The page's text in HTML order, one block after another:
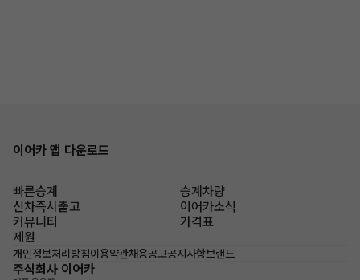
이어카 앱 다운로드
빠른승계
승계차량
신차즉시출고
이어카소식
커뮤니티
가격표
제원
개인정보처리방침이용약관채용공고공지사항브랜드
주식회사 이어카